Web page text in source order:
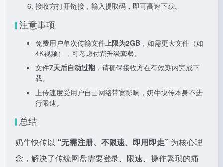
接收方打开链接，输入提取码，即可高速下载。
注意事项
免费用户单次传输文件上限为2GB ，如需更大文件（如
4K视频），可考虑付费升级套餐。
文件7天后自动过期 ，请确保接收方在有效期内完成下
载。
上传速度受用户自己网络带宽影响，奶牛快传本身不进
行限速。
总结
奶牛快传以 “无需注册、不限速、即用即走” 为核心理
念，解决了传统网盘需要登录、限速、操作繁琐的痛